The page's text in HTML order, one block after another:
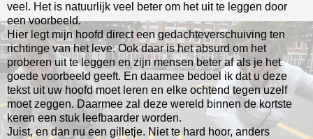
veel. Het is natuurlijk veel beter om het uit te leggen door
een voorbeeld.
Hier legt mijn hoofd direct een gedachteverschuiving ten
richtinge van het leve. Ook daar is het absurd om het
proberen uit te leggen en zijn mensen beter af als je het
goede voorbeeld geeft. En daarmee bedoel ik dat u deze
tekst uit uw hoofd moet leren en elke ochtend tegen uzelf
moet zeggen. Daarmee zal deze wereld binnen de kortste
keren een stuk leefbaarder worden.
Juist, en dan nu een gilletje. Niet te hard hoor, anders